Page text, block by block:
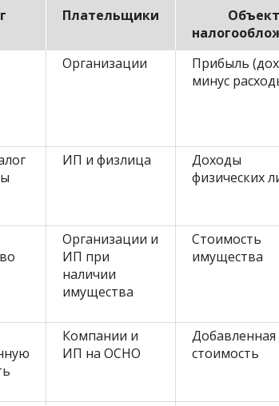
Плательщики
Объект
Организации
Прибыль
минус
ИП и физлица
Доходы
физических
Организации и
ИП при
наличии
имущества
Стоимость
имущества
Компании и
ИП на ОСНО
Добавленная
стоимость